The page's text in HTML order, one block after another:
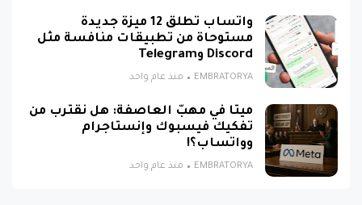
واتساب تطلق 12 ميزة جديدة
مستوحاة من تطبيقات منافسة مثل
Discord وTelegram
EMBRATORYA منذ عام واحد
ميتا في مهبّ العاصفة: هل نقترب من
تفكيك فيسبوك وإنستاجرام
وواتساب؟!
EMBRATORYA منذ عام واحد